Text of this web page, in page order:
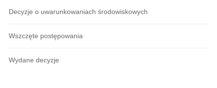
Decyzje o uwarunkowaniach środowiskowych
Wszczęte postępowania
Wydane decyzje